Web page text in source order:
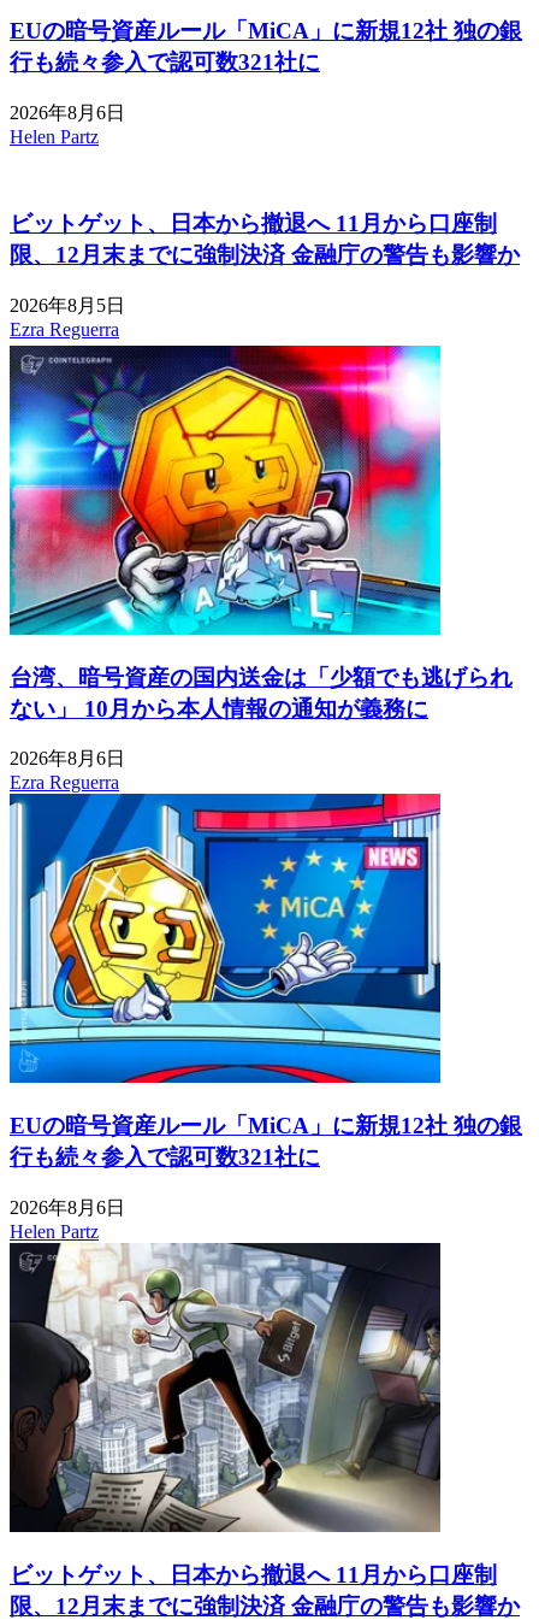
EUの暗号資産ルール「MiCA」に新規12社 独の銀
行も続々参入で認可数321社に
2026年8月6日
Helen Partz
ビットゲット、日本から撤退へ 11月から口座制
限、12月末までに強制決済 金融庁の警告も影響か
2026年8月5日
Ezra Reguerra
台湾、暗号資産の国内送金は「少額でも逃げられ
ない」 10月から本人情報の通知が義務に
2026年8月6日
Ezra Reguerra
EUの暗号資産ルール「MiCA」に新規12社 独の銀
行も続々参入で認可数321社に
2026年8月6日
Helen Partz
ビットゲット、日本から撤退へ 11月から口座制
限、12月末までに強制決済 金融庁の警告も影響か